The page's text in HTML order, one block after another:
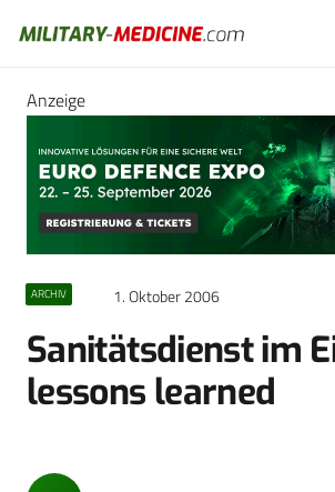
Anzeige
ARCHIV 1. Oktober 2006
Sanitätsdienst im
lessons learned